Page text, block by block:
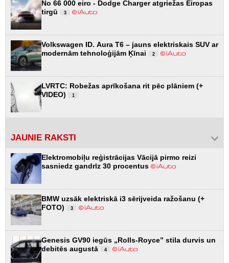
No 66 000 eiro - Dodge Charger atgriežas Eiropas
tirgū
3
Volkswagen ID. Aura T6 – jauns elektriskais SUV ar
modernām tehnoloģijām Ķīnai
2
LVRTC: Robežas aprīkošana rit pēc plāniem (+
VIDEO)
1
JAUNIE RAKSTI
Elektromobiļu reģistrācijas Vācijā pirmo reizi
sasniedz gandrīz 30 procentus
BMW uzsāk elektriskā i3 sērijveida ražošanu (+
FOTO)
3
Genesis GV90 iegūs „Rolls-Royce” stila durvis un
debitēs augustā
4